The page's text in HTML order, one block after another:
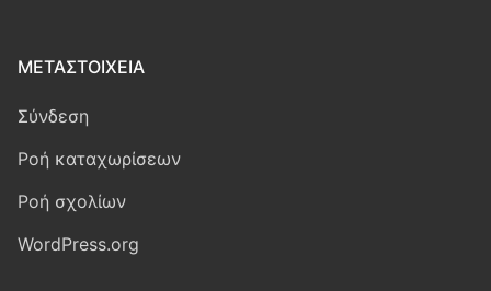
ΜΕΤΑΣΤΟΙΧΕΊΑ
Σύνδεση
Ροή καταχωρίσεων
Ροή σχολίων
WordPress.org